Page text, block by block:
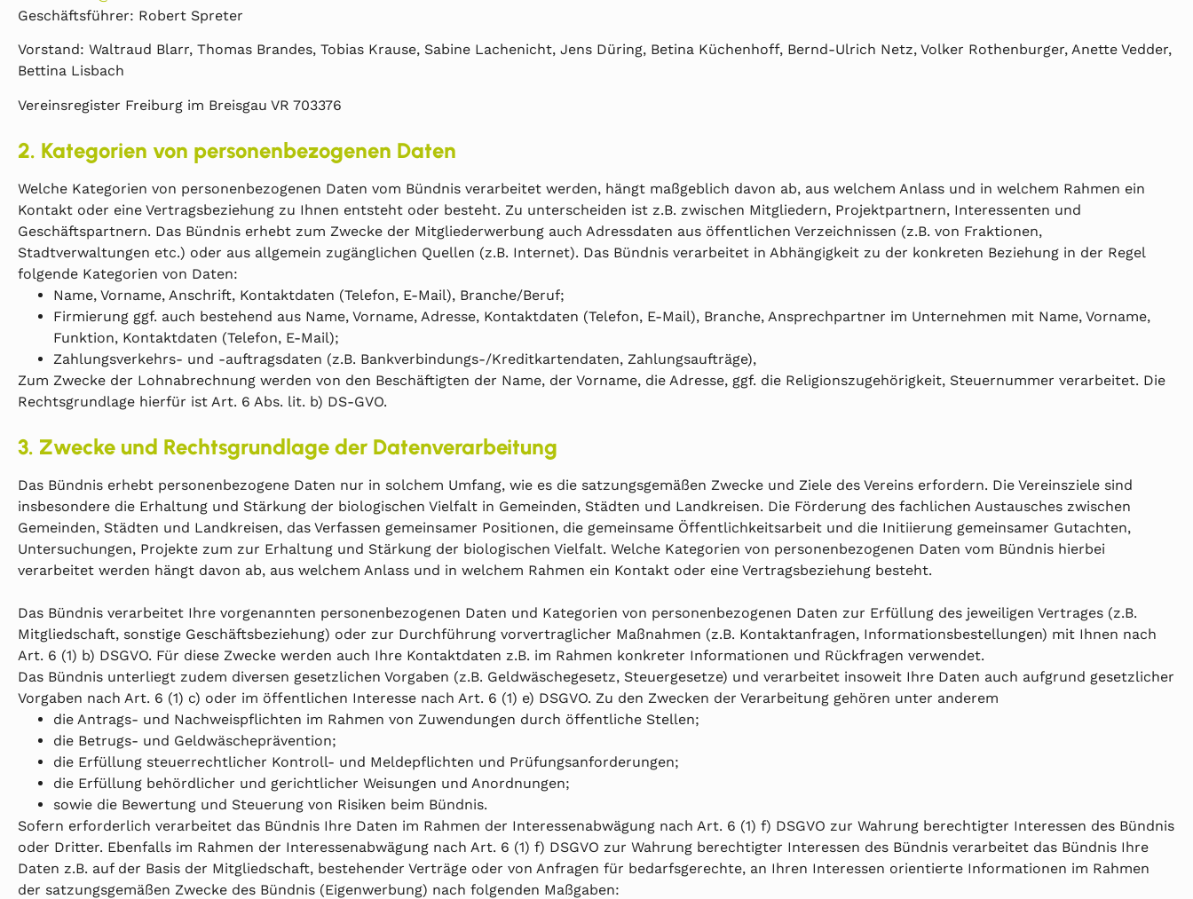
Geschäftsführer: Robert Spreter
Vorstand: Waltraud Blarr, Thomas Brandes, Tobias Krause, Sabine Lachenicht, Jens Düring, Betina Küchenhoff, Bernd-Ulrich Netz, Volker Rothenburger, Anette Vedder,
Bettina Lisbach
Vereinsregister Freiburg im Breisgau VR 703376
2. Kategorien von personenbezogenen Daten
Welche Kategorien von personenbezogenen Daten vom Bündnis verarbeitet werden, hängt maßgeblich davon ab, aus welchem Anlass und in welchem Rahmen ein
Kontakt oder eine Vertragsbeziehung zu Ihnen entsteht oder besteht. Zu unterscheiden ist z.B. zwischen Mitgliedern, Projektpartnern, Interessenten und
Geschäftspartnern. Das Bündnis erhebt zum Zwecke der Mitgliederwerbung auch Adressdaten aus öffentlichen Verzeichnissen (z.B. von Fraktionen,
Stadtverwaltungen etc.) oder aus allgemein zugänglichen Quellen (z.B. Internet). Das Bündnis verarbeitet in Abhängigkeit zu der konkreten Beziehung in der Regel
folgende Kategorien von Daten:
Name, Vorname, Anschrift, Kontaktdaten (Telefon, E-Mail), Branche/Beruf;
Firmierung ggf. auch bestehend aus Name, Vorname, Adresse, Kontaktdaten (Telefon, E-Mail), Branche, Ansprechpartner im Unternehmen mit Name, Vorname,
Funktion, Kontaktdaten (Telefon, E-Mail);
Zahlungsverkehrs- und -auftragsdaten (z.B. Bankverbindungs-/Kreditkartendaten, Zahlungsaufträge),
Zum Zwecke der Lohnabrechnung werden von den Beschäftigten der Name, der Vorname, die Adresse, ggf. die Religionszugehörigkeit, Steuernummer verarbeitet. Die
Rechtsgrundlage hierfür ist Art. 6 Abs. lit. b) DS-GVO.
3. Zwecke und Rechtsgrundlage der Datenverarbeitung
Das Bündnis erhebt personenbezogene Daten nur in solchem Umfang, wie es die satzungsgemäßen Zwecke und Ziele des Vereins erfordern. Die Vereinsziele sind
insbesondere die Erhaltung und Stärkung der biologischen Vielfalt in Gemeinden, Städten und Landkreisen. Die Förderung des fachlichen Austausches zwischen
Gemeinden, Städten und Landkreisen, das Verfassen gemeinsamer Positionen, die gemeinsame Öffentlichkeitsarbeit und die Initiierung gemeinsamer Gutachten,
Untersuchungen, Projekte zum zur Erhaltung und Stärkung der biologischen Vielfalt. Welche Kategorien von personenbezogenen Daten vom Bündnis hierbei
verarbeitet werden hängt davon ab, aus welchem Anlass und in welchem Rahmen ein Kontakt oder eine Vertragsbeziehung besteht.
Das Bündnis verarbeitet Ihre vorgenannten personenbezogenen Daten und Kategorien von personenbezogenen Daten zur Erfüllung des jeweiligen Vertrages (z.B.
Mitgliedschaft, sonstige Geschäftsbeziehung) oder zur Durchführung vorvertraglicher Maßnahmen (z.B. Kontaktanfragen, Informationsbestellungen) mit Ihnen nach
Art. 6 (1) b) DSGVO. Für diese Zwecke werden auch Ihre Kontaktdaten z.B. im Rahmen konkreter Informationen und Rückfragen verwendet.
Das Bündnis unterliegt zudem diversen gesetzlichen Vorgaben (z.B. Geldwäschegesetz, Steuergesetze) und verarbeitet insoweit Ihre Daten auch aufgrund gesetzlicher
Vorgaben nach Art. 6 (1) c) oder im öffentlichen Interesse nach Art. 6 (1) e) DSGVO. Zu den Zwecken der Verarbeitung gehören unter anderem
die Antrags- und Nachweispflichten im Rahmen von Zuwendungen durch öffentliche Stellen;
die Betrugs- und Geldwäscheprävention;
die Erfüllung steuerrechtlicher Kontroll- und Meldepflichten und Prüfungsanforderungen;
die Erfüllung behördlicher und gerichtlicher Weisungen und Anordnungen;
sowie die Bewertung und Steuerung von Risiken beim Bündnis.
Sofern erforderlich verarbeitet das Bündnis Ihre Daten im Rahmen der Interessenabwägung nach Art. 6 (1) f) DSGVO zur Wahrung berechtigter Interessen des Bündnis
oder Dritter. Ebenfalls im Rahmen der Interessenabwägung nach Art. 6 (1) f) DSGVO zur Wahrung berechtigter Interessen des Bündnis verarbeitet das Bündnis Ihre
Daten z.B. auf der Basis der Mitgliedschaft, bestehender Verträge oder von Anfragen für bedarfsgerechte, an Ihren Interessen orientierte Informationen im Rahmen
der satzungsgemäßen Zwecke des Bündnis (Eigenwerbung) nach folgenden Maßgaben: